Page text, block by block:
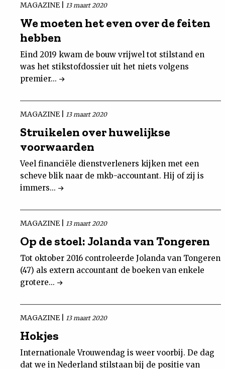
MAGAZINE | 13 maart 2020
We moeten het even over de feiten
hebben
Eind 2019 kwam de bouw vrijwel tot stilstand en
was het stikstofdossier uit het niets volgens
premier...
MAGAZINE | 13 maart 2020
Struikelen over huwelijkse
voorwaarden
Veel financiële dienstverleners kijken met een
scheve blik naar de mkb-accountant. Hij of zij is
immers...
MAGAZINE | 13 maart 2020
Op de stoel: Jolanda van Tongeren
Tot oktober 2016 controleerde Jolanda van Tongeren
(47) als extern accountant de boeken van enkele
grotere...
MAGAZINE | 13 maart 2020
Hokjes
Internationale Vrouwendag is weer voorbij. De dag
dat we in Nederland stilstaan bij de positie van